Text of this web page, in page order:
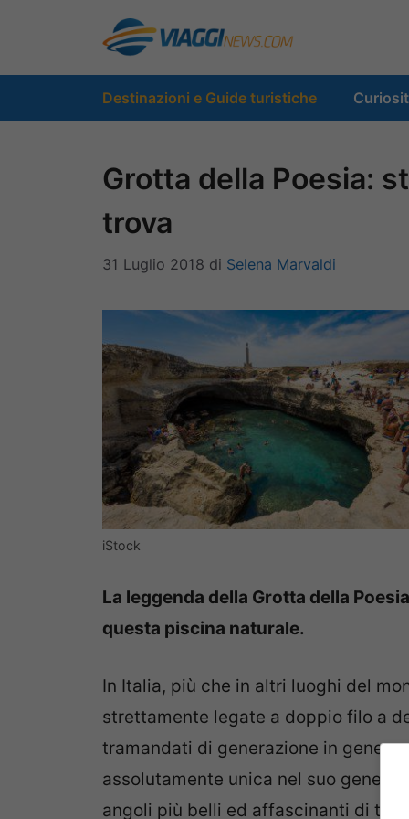
contenuto
Destinazioni e Guide turistiche
Grotta della Poesia:
trova
31 Luglio 2018 di Selena Marvaldi
iStock
La leggenda della Grotta della
questa piscina naturale.
In Italia, più che in altri luoghi del
strettamente legate a doppio filo a
tramandati di generazione in
assolutamente unica nel suo genere
angoli più belli ed affascinanti di